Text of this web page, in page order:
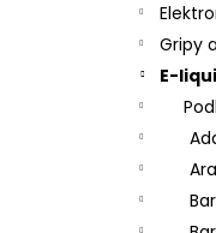
Gripy
E-